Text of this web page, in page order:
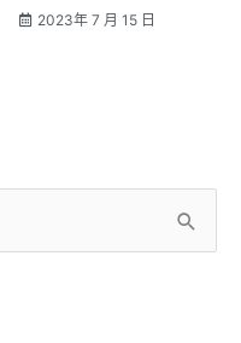
2023年 7 月 15 日